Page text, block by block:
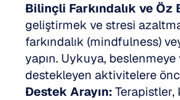
Bilinçli Farkındalık ve Öz
geliştirmek ve stresi
farkındalık (mindfulness)
yapın. Uykuya,
destekleyen aktivitelere
Destek Arayın: Terapistler,